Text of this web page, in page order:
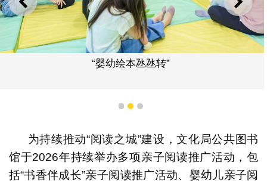
上一则 下一
“婴幼绘本氹氹转”
1 2 3
为持续推动“阅读之城”建设，文化局公共图书
馆于2026年持续举办多项亲子阅读推广活动，包
括“书香伴成长”亲子阅读推广活动、婴幼儿亲子阅